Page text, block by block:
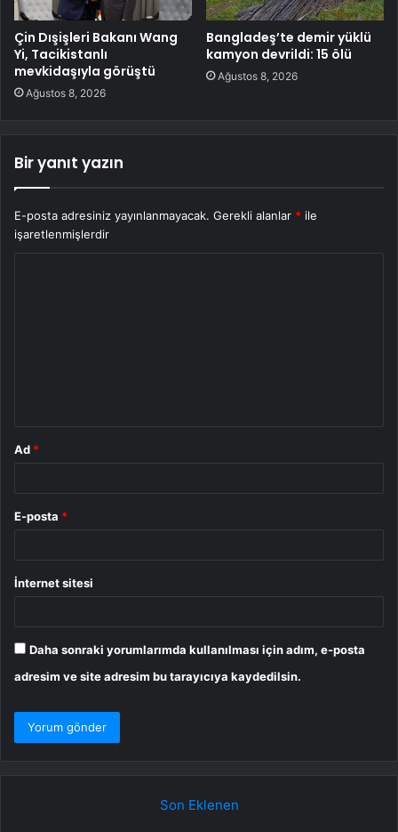
Çin Dışişleri Bakanı Wang
Yi, Tacikistanlı
mevkidaşıyla görüştü
Ağustos 8, 2026
Bangladeş’te demir yüklü
kamyon devrildi: 15 ölü
Ağustos 8, 2026
Bir yanıt yazın
E-posta adresiniz yayınlanmayacak. Gerekli alanlar * ile
işaretlenmişlerdir
Ad *
E-posta *
İnternet sitesi
Daha sonraki yorumlarımda kullanılması için adım, e-posta
adresim ve site adresim bu tarayıcıya kaydedilsin.
Son Eklenen